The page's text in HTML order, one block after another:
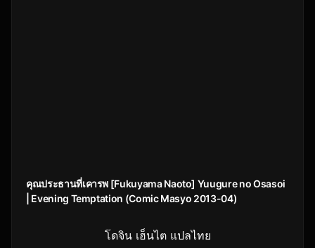
คุณประธานที่เคารพ [Fukuyama Naoto] Yuugure no Osasoi
| Evening Temptation (Comic Masyo 2013-04)
โดจิน เฮ็นไต แปลไทย